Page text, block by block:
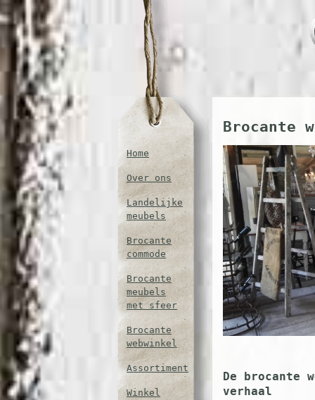
Home
Over ons
Landelijke
meubels
Brocante
commode
Brocante
meubels
met sfeer
Brocante
webwinkel
Assortiment
Winkel
Brocante
De brocante
verhaal